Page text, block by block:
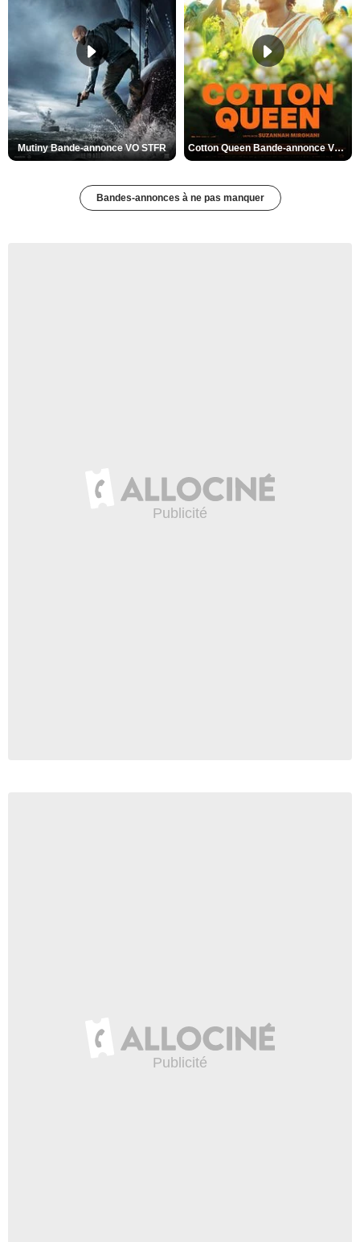
Mutiny Bande-annonce VO STFR Cotton Queen Bande-annonce VO STFR
Bandes-annonces à ne pas manquer